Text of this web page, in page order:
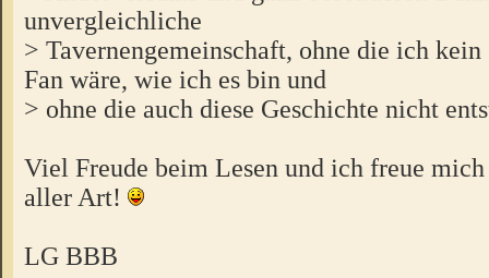
unvergleichliche
> Tavernengemeinschaft, ohne die ich
Fan wäre, wie ich es bin und
> ohne die auch diese Geschichte nicht
Viel Freude beim Lesen und ich freue
aller Art!
LG BBB